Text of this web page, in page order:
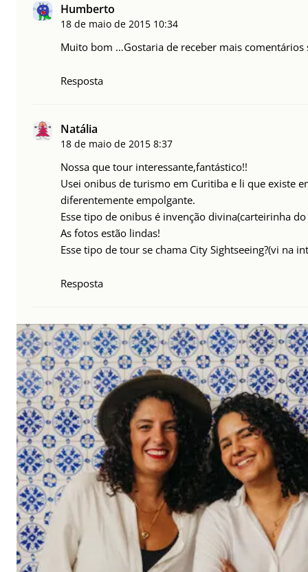
Humberto
18 de maio de 2015 10:34
Muito bom …Gostaria de receber mais comentários
Resposta
Natália
18 de maio de 2015 8:37
Nossa que tour interessante,fantástico!!
Usei onibus de turismo em Curitiba e li que existe
diferentemente empolgante.
Esse tipo de onibus é invenção divina(carteirinha
As fotos estão lindas!
Esse tipo de tour se chama City Sightseeing?(vi na
Resposta